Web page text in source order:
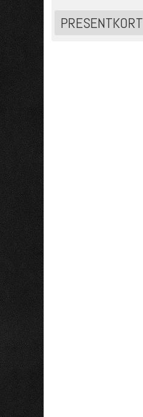
PRESENTKORT